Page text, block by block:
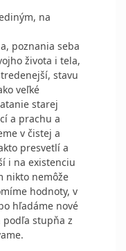
na
poznania seba
života i tela,
stavu
veľké
starej
a prachu a
v čistej a
presvetlí a
i na existenciu
nikto nemôže
hodnoty, v
hľadáme nové
stupňa z